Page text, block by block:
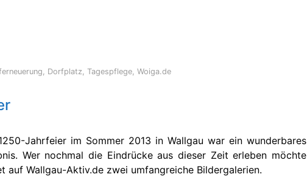
, Dorfplatz,Tagespflege,Woiga.de
Jahrfeier im Sommer 2013 in Wallgau war ein wunderbares
Wer nochmal die Eindrücke aus dieser Zeit erleben möchte
auf Wallgau-Aktiv.de zwei umfangreiche Bildergalerien.